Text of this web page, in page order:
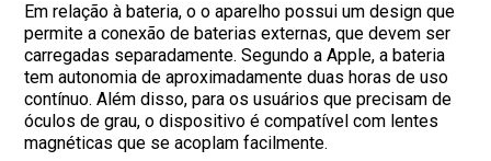
Em relação à bateria, o o aparelho possui um design que
permite a conexão de baterias externas, que devem ser
carregadas separadamente. Segundo a Apple, a bateria
tem autonomia de aproximadamente duas horas de uso
contínuo. Além disso, para os usuários que precisam de
óculos de grau, o dispositivo é compatível com lentes
magnéticas que se acoplam facilmente.